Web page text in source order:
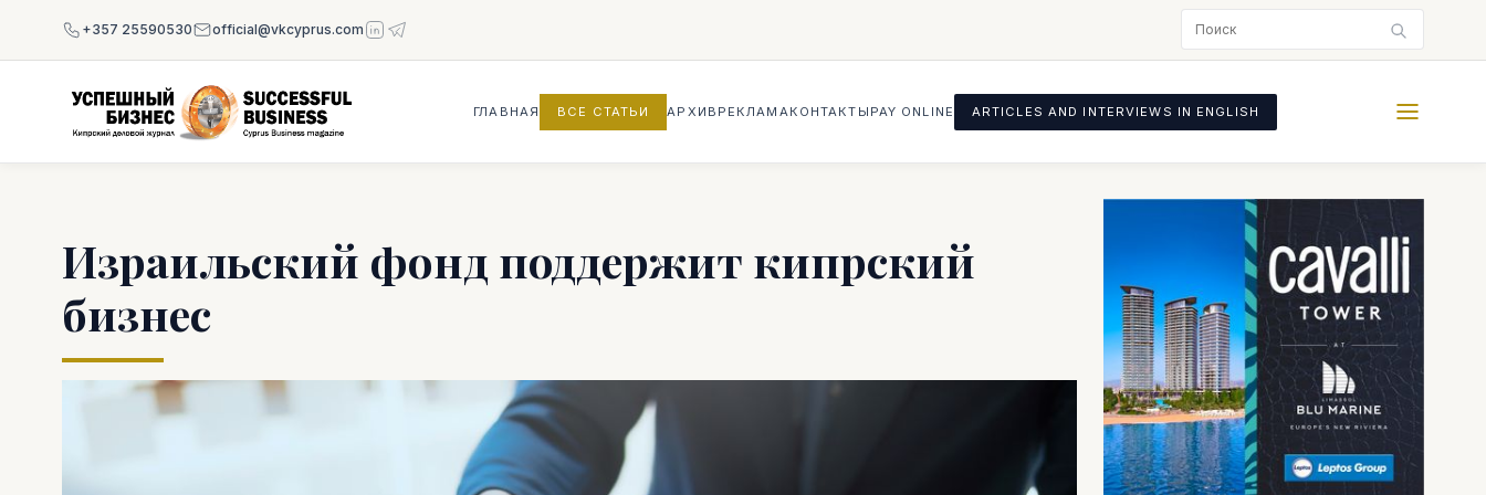
+357 25590530 official@vkcyprus.com
ГЛАВНАЯ ВСЕ СТАТЬИ АРХИВ РЕКЛАМА КОНТАКТЫ PAY ONLINE ARTICLES AND INTERVIEWS IN ENGLISH
Израильский фонд поддержит кипрский
бизнес